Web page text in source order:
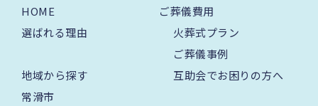
HOME
選ばれる理由
地域から探す
常滑市
ご葬儀費用
火葬式プラン
ご葬儀事例
互助会でお困りの方へ